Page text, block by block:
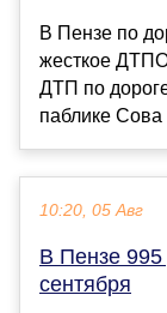
В Пензе по
жесткое
ДТП по
паблике
10:20, 05 Авг
В Пензе
сентября